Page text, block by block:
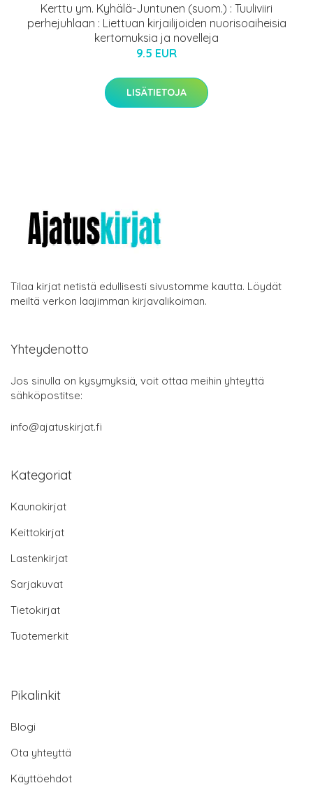
Kerttu ym. Kyhälä-Juntunen (suom.) : Tuuliviiri
perhejuhlaan : Liettuan kirjailijoiden nuorisoaiheisia
kertomuksia ja novelleja
9.5 EUR
LISÄTIETOJA
Tilaa kirjat netistä edullisesti sivustomme kautta. Löydät
meiltä verkon laajimman kirjavalikoiman.
Yhteydenotto
Jos sinulla on kysymyksiä, voit ottaa meihin yhteyttä
sähköpostitse:
info@ajatuskirjat.fi
Kategoriat
Kaunokirjat
Keittokirjat
Lastenkirjat
Sarjakuvat
Tietokirjat
Tuotemerkit
Pikalinkit
Blogi
Ota yhteyttä
Käyttöehdot